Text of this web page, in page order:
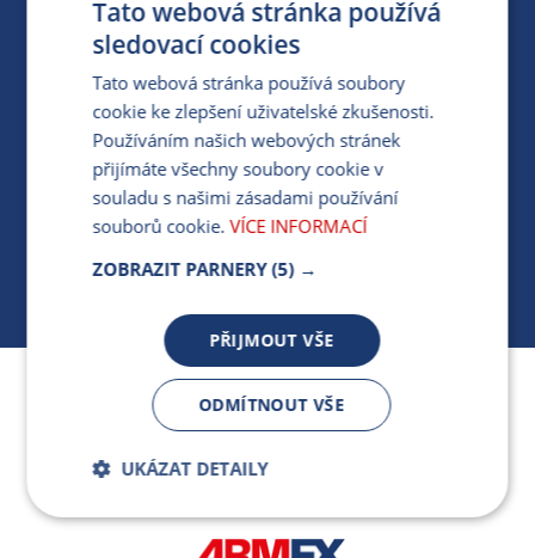
Jsme součástí skupiny ARMEX a členem Asociace
nezávislých dodavatelů energií.
PRO MÉDIA
MÁM DOTAZ KE STÁVAJÍCÍ SMLOUVĚ
412 154 154
PO-PÁ 7:30-17:00
Tato webová stránka používá
sledovací cookies
Tato webová stránka používá soubory
cookie ke zlepšení uživatelské zkušenosti.
Používáním našich webových stránek
přijímáte všechny soubory cookie v
souladu s našimi zásadami používání
souborů cookie. VÍCE INFORMACÍ
ZOBRAZIT PARNERY (5) →
PŘIJMOUT VŠE
ODMÍTNOUT VŠE
UKÁZAT DETAILY
Bezpodmínečně
nutné soubory
Výkonnostní